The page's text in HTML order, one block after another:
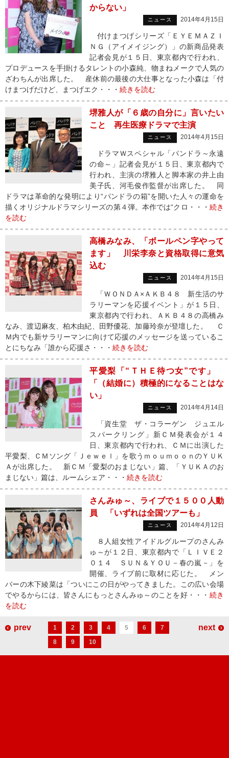
からない」
ニュース 2014年4月15日
付けまつげシリーズ「ＥＹＥＭＡＺＩ
ＮＧ（アイメイジング）」の新商品発表
記者会見が１５日、東京都内で行われ、
プロデュースを手掛けるタレントの小森純、物まねメークで人気の
ざわちんが出席した。 産休前の最後の大仕事となった小森は「付
けまつげだけど、まつげエク・・・ 続きを読む
堺雅人が「６歳の自分に」言いたい
こと 再生医療ドラマで主演
ニュース 2014年4月15日
ドラマＷスペシャル「パンドラ～永遠
の命～」記者会見が１５日、東京都内で
行われ、主演の堺雅人と脚本家の井上由
美子氏、河毛俊作監督が出席した。 同
ドラマは革命的な発明により“パンドラの箱”を開いた人々の運命を
描くオリジナルドラマシリーズの第４弾。本作では“クロ・・・ 続き
を読む
高橋みなみ、「ボールペン字やって
ます」 川栄李奈と資格取得に意気
込む
ニュース 2014年4月15日
「ＷＯＮＤＡ×ＡＫＢ４８ 新生活のサ
ラリーマンを応援イベント」が１５日、
東京都内で行われ、ＡＫＢ４８の高橋み
なみ、渡辺麻友、柏木由紀、田野優花、加藤玲奈が登壇した。 Ｃ
Ｍ内でも新サラリーマンに向けて応援のメッセージを送っているこ
とにちなみ「誰から応援さ・・・ 続きを読む
平愛梨「“ＴＨＥ待つ女”です」
「（結婚に）積極的になることはな
い」
ニュース 2014年4月14日
「資生堂 ザ・コラーゲン ジュエル
スパークリング」新ＣＭ発表会が１４
日、東京都内で行われ、ＣＭに出演した
平愛梨、ＣＭソング「Ｊｅｗｅｌ」を歌うｍｏｕｍｏｏｎのＹＵＫ
Ａが出席した。 新ＣＭ「愛梨のおまじない」篇、「ＹＵＫＡのお
まじない」篇は、ルームシェア・・・ 続きを読む
さんみゅ～、ライブで１５００人動
員 「いずれは全国ツアーも」
ニュース 2014年4月12日
８人組女性アイドルグループのさんみ
ゅ～が１２日、東京都内で「ＬＩＶＥ２
０１４ ＳＵＮ＆ＹＯＵ－春の嵐－」を
開催、ライブ前に取材に応じた。 メン
バーの木下綾菜は「ついにこの日がやってきました。この広い会場
でやるからには、皆さんにもっとさんみゅ～のことを好・・・ 続き
を読む
prev 1 2 3 4 5 6
7
8
9 10
next